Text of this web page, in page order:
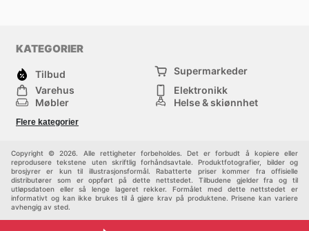
KATEGORIER
Tilbud
Supermarkeder
Varehus
Elektronikk
Møbler
Helse & skjønnhet
Sport
Flere kategorier
Copyright © 2026. Alle rettigheter forbeholdes. Det er forbudt å kopiere eller
reprodusere tekstene uten skriftlig forhåndsavtale. Produktfotografier, bilder og
brosjyrer er kun til illustrasjonsformål. Rabatterte priser kommer fra offisielle
distributører som er oppført på dette nettstedet. Tilbudene gjelder fra og til
utløpsdatoen eller så lenge lageret rekker. Formålet med dette nettstedet er
informativt og kan ikke brukes til å gjøre krav på produktene. Prisene kan variere
avhengig av sted.